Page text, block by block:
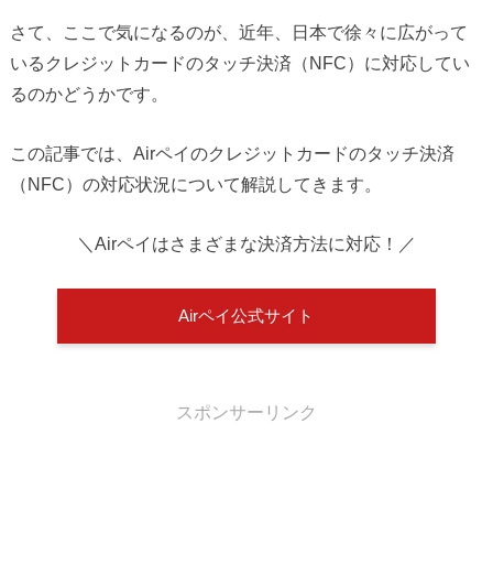
さて、ここで気になるのが、近年、日本で徐々に広がって
いるクレジットカードのタッチ決済（NFC）に対応してい
るのかどうかです。
この記事では、Airペイのクレジットカードのタッチ決済
（NFC）の対応状況について解説してきます。
＼Airペイはさまざまな決済方法に対応！／
Airペイ公式サイト
スポンサーリンク